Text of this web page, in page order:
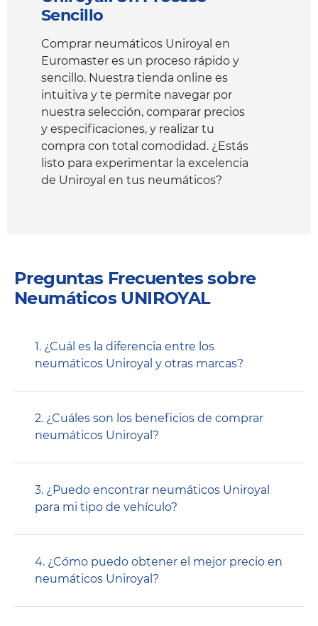
Sencillo
Comprar neumáticos Uniroyal en
Euromaster es un proceso rápido y
sencillo. Nuestra tienda online es
intuitiva y te permite navegar por
nuestra selección, comparar precios
y especificaciones, y realizar tu
compra con total comodidad. ¿Estás
listo para experimentar la excelencia
de Uniroyal en tus neumáticos?
Preguntas Frecuentes sobre
Neumáticos UNIROYAL
1. ¿Cuál es la diferencia entre los
neumáticos Uniroyal y otras marcas?
2. ¿Cuáles son los beneficios de comprar
neumáticos Uniroyal?
3. ¿Puedo encontrar neumáticos Uniroyal
para mi tipo de vehículo?
4. ¿Cómo puedo obtener el mejor precio en
neumáticos Uniroyal?